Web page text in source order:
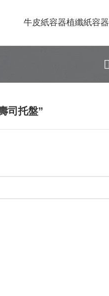
牛皮紙容器植纖紙容器
司托盤”